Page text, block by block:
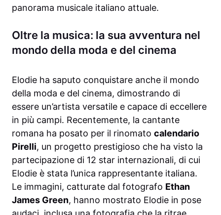
panorama musicale italiano attuale.
Oltre la musica: la sua avventura nel
mondo della moda e del cinema
Elodie ha saputo conquistare anche il mondo
della moda e del cinema, dimostrando di
essere un’artista versatile e capace di eccellere
in più campi. Recentemente, la cantante
romana ha posato per il rinomato calendario
Pirelli, un progetto prestigioso che ha visto la
partecipazione di 12 star internazionali, di cui
Elodie è stata l’unica rappresentante italiana.
Le immagini, catturate dal fotografo Ethan
James Green, hanno mostrato Elodie in pose